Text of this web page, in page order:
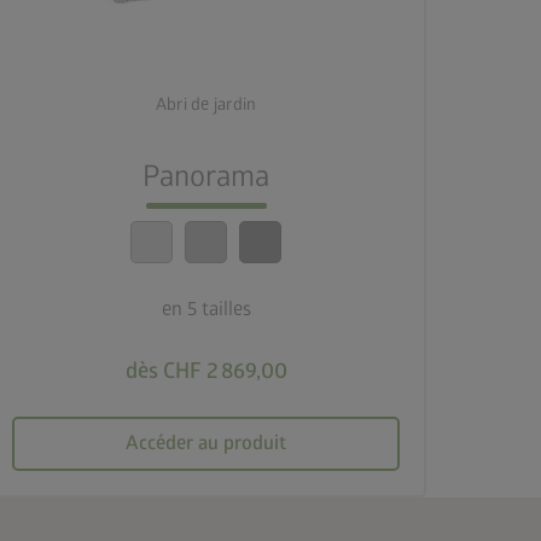
Abri de jardin
Panorama
en 5 tailles
dès CHF 2 869,00
Accéder au produit
5 tailles
Le meilleur niveau de sécurité
20 ans de garantie